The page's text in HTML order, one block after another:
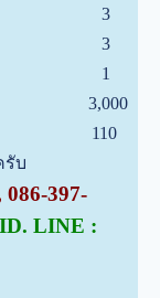
3
3
1
3,000
110
รับ
086-397-
ID. LINE :